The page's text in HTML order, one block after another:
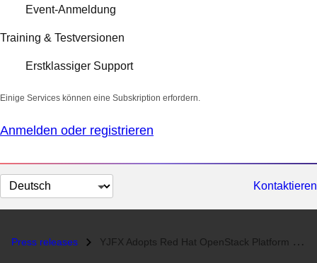
Event-Anmeldung
Training & Testversionen
Erstklassiger Support
Einige Services können eine Subskription erfordern.
Anmelden oder registrieren
Sprache
auswählen
Kontaktieren
Press releases YJFX Adopts Red Hat OpenStack Platform to Build Out Customer Service I...